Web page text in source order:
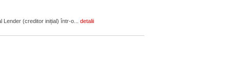
Lender (creditor inițial) într-o... detalii